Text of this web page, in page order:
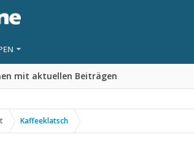
mit aktuellen Beiträgen
Kaffeeklatsch